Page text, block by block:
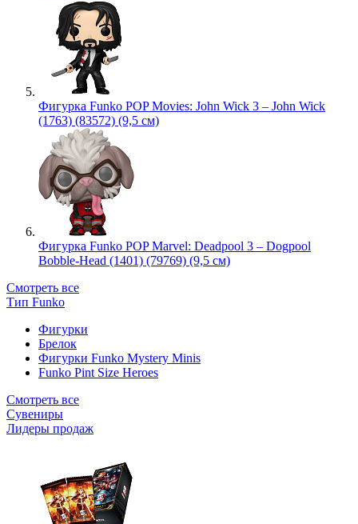
Фигурка Funko POP Movies: John Wick 3 – John Wick
(1763) (83572) (9,5 см)
Фигурка Funko POP Marvel: Deadpool 3 – Dogpool
Bobble-Head (1401) (79769) (9,5 см)
Смотреть все
Тип Funko
Фигурки
Брелок
Фигурки Funko Mystery Minis
Funko Pint Size Heroes
Смотреть все
Сувениры
Лидеры продаж